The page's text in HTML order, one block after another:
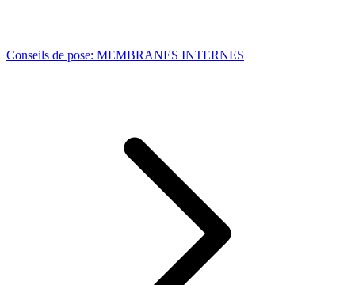
Conseils de pose: MEMBRANES INTERNES